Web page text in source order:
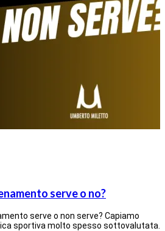
serve o no?
serve o non serve? Capiamo
sportiva molto spesso sottovalutata.